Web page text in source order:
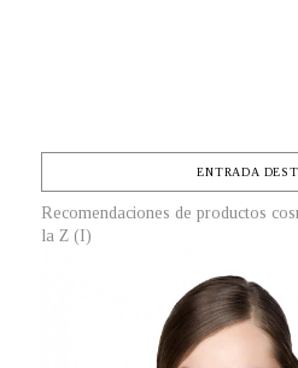
ENTRADA
Recomendaciones de productos
la Z (I)